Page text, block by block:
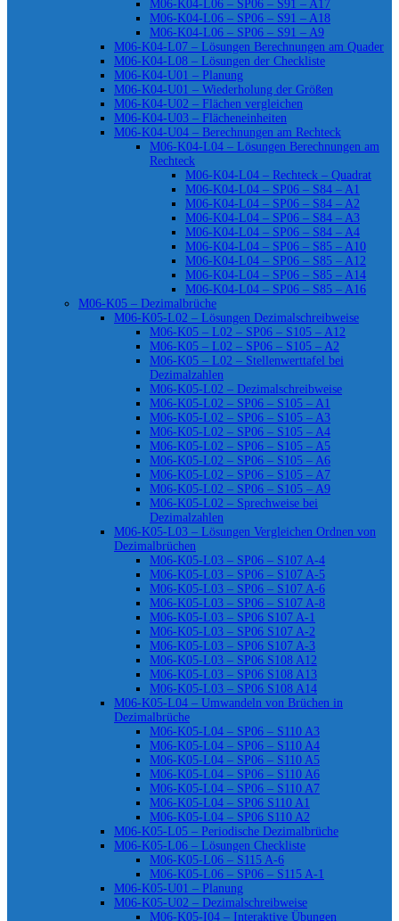
M06-K04-L06 – SP06 – S91 – A17
M06-K04-L06 – SP06 – S91 – A18
M06-K04-L06 – SP06 – S91 – A9
M06-K04-L07 – Lösungen Berechnungen am Quader
M06-K04-L08 – Lösungen der Checkliste
M06-K04-U01 – Planung
M06-K04-U01 – Wiederholung der Größen
M06-K04-U02 – Flächen vergleichen
M06-K04-U03 – Flächeneinheiten
M06-K04-U04 – Berechnungen am Rechteck
M06-K04-L04 – Lösungen Berechnungen am
Rechteck
M06-K04-L04 – Rechteck – Quadrat
M06-K04-L04 – SP06 – S84 – A1
M06-K04-L04 – SP06 – S84 – A2
M06-K04-L04 – SP06 – S84 – A3
M06-K04-L04 – SP06 – S84 – A4
M06-K04-L04 – SP06 – S85 – A10
M06-K04-L04 – SP06 – S85 – A12
M06-K04-L04 – SP06 – S85 – A14
M06-K04-L04 – SP06 – S85 – A16
M06-K05 – Dezimalbrüche
M06-K05-L02 – Lösungen Dezimalschreibweise
M06-K05 – L02 – SP06 – S105 – A12
M06-K05 – L02 – SP06 – S105 – A2
M06-K05 – L02 – Stellenwerttafel bei
Dezimalzahlen
M06-K05-L02 – Dezimalschreibweise
M06-K05-L02 – SP06 – S105 – A1
M06-K05-L02 – SP06 – S105 – A3
M06-K05-L02 – SP06 – S105 – A4
M06-K05-L02 – SP06 – S105 – A5
M06-K05-L02 – SP06 – S105 – A6
M06-K05-L02 – SP06 – S105 – A7
M06-K05-L02 – SP06 – S105 – A9
M06-K05-L02 – Sprechweise bei
Dezimalzahlen
M06-K05-L03 – Lösungen Vergleichen Ordnen von
Dezimalbrüchen
M06-K05-L03 – SP06 – S107 A-4
M06-K05-L03 – SP06 – S107 A-5
M06-K05-L03 – SP06 – S107 A-6
M06-K05-L03 – SP06 – S107 A-8
M06-K05-L03 – SP06 S107 A-1
M06-K05-L03 – SP06 S107 A-2
M06-K05-L03 – SP06 S107 A-3
M06-K05-L03 – SP06 S108 A12
M06-K05-L03 – SP06 S108 A13
M06-K05-L03 – SP06 S108 A14
M06-K05-L04 – Umwandeln von Brüchen in
Dezimalbrüche
M06-K05-L04 – SP06 – S110 A3
M06-K05-L04 – SP06 – S110 A4
M06-K05-L04 – SP06 – S110 A5
M06-K05-L04 – SP06 – S110 A6
M06-K05-L04 – SP06 – S110 A7
M06-K05-L04 – SP06 S110 A1
M06-K05-L04 – SP06 S110 A2
M06-K05-L05 – Periodische Dezimalbrüche
M06-K05-L06 – Lösungen Checkliste
M06-K05-L06 – S115 A-6
M06-K05-L06 – SP06 – S115 A-1
M06-K05-U01 – Planung
M06-K05-U02 – Dezimalschreibweise
M06-K05-I04 – Interaktive Übungen